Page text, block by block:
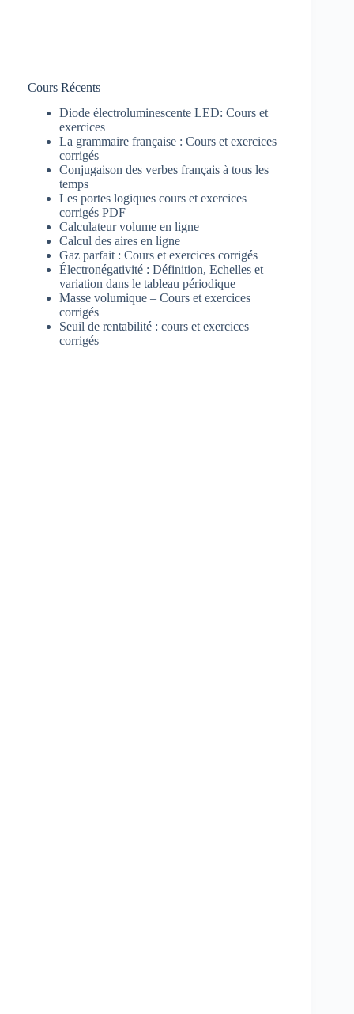
Cours Récents
Diode électroluminescente LED: Cours et
exercices
La grammaire française : Cours et exercices
corrigés
Conjugaison des verbes français à tous les
temps
Les portes logiques cours et exercices
corrigés PDF
Calculateur volume en ligne
Calcul des aires en ligne
Gaz parfait : Cours et exercices corrigés
Électronégativité : Définition, Echelles et
variation dans le tableau périodique
Masse volumique – Cours et exercices
corrigés
Seuil de rentabilité : cours et exercices
corrigés